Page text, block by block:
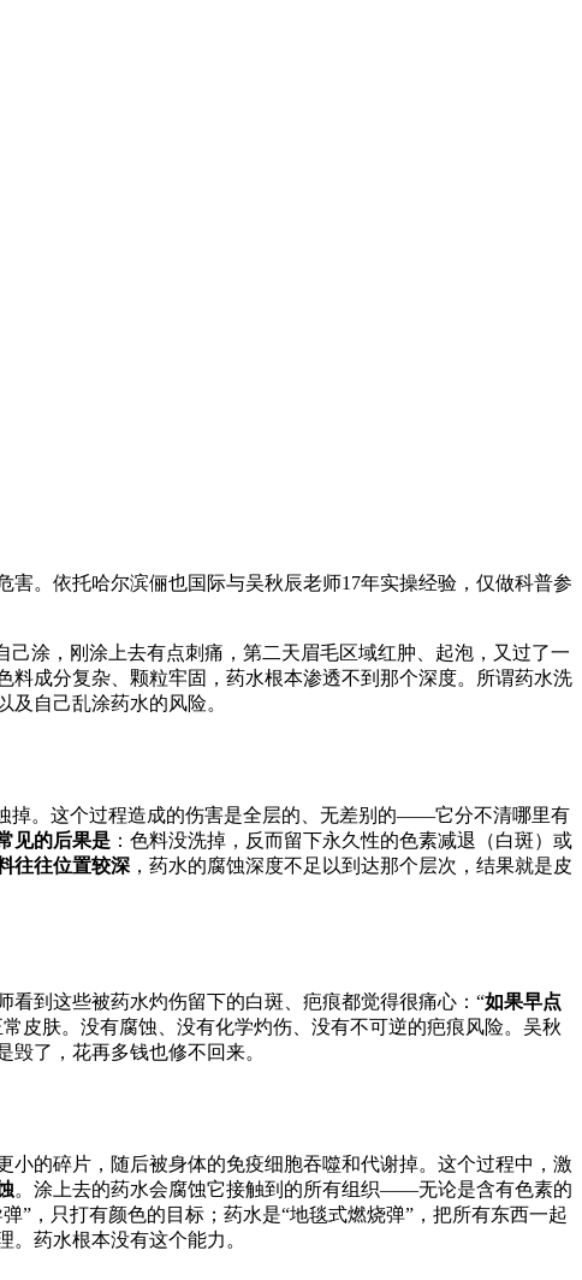
。依托哈尔滨俪也国际与吴秋辰老师17年实操经验，仅做科普参
涂，刚涂上去有点刺痛，第二天眉毛区域红肿、起泡，又过了一
料成分复杂、颗粒牢固，药水根本渗透不到那个深度。所谓药水洗
自己乱涂药水的风险。
掉。这个过程造成的伤害是全层的、无差别的——它分不清哪里有
见的后果是 ：色料没洗掉，反而留下永久性的色素减退（白斑）或
往往位置较深 ，药水的腐蚀深度不足以到达那个层次，结果就是皮
到这些被药水灼伤留下的白斑、疤痕都觉得很痛心：“如果早点
皮肤。没有腐蚀、没有化学灼伤、没有不可逆的疤痕风险。吴秋
了，花再多钱也修不回来。
的碎片，随后被身体的免疫细胞吞噬和代谢掉。这个过程中，激
。涂上去的药水会腐蚀它接触到的所有组织——无论是含有色素的
弹”，只打有颜色的目标；药水是“地毯式燃烧弹”，把所有东西一起
药水根本没有这个能力。